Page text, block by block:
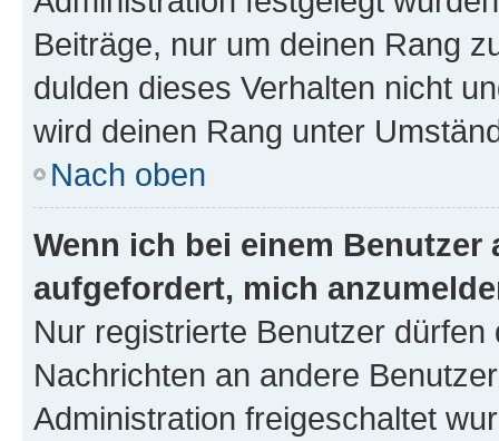
Beiträge, nur um deinen Rang
dulden dieses Verhalten nicht
wird deinen Rang unter
Nach oben
Wenn ich bei einem
aufgefordert, mich
Nur registrierte Benutzer
Nachrichten an andere
Administration freigeschaltet